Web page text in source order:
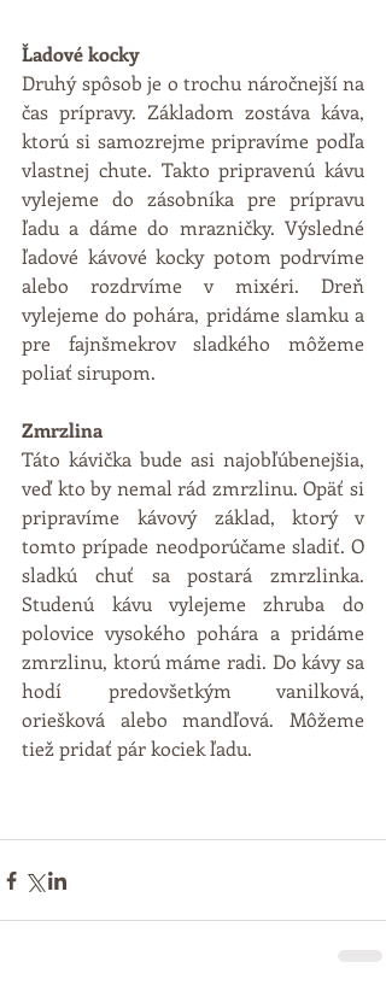
Ľadové kocky
Druhý spôsob je o trochu náročnejší na
čas prípravy. Základom zostáva káva,
ktorú si samozrejme pripravíme podľa
vlastnej chute. Takto pripravenú kávu
vylejeme do zásobníka pre prípravu
ľadu a dáme do mrazničky. Výsledné
ľadové kávové kocky potom podrvíme
alebo rozdrvíme v mixéri. Dreň
vylejeme do pohára, pridáme slamku a
pre fajnšmekrov sladkého môžeme
poliať sirupom.
Zmrzlina
Táto kávička bude asi najobľúbenejšia,
veď kto by nemal rád zmrzlinu. Opäť si
pripravíme kávový základ, ktorý v
tomto prípade neodporúčame sladiť. O
sladkú chuť sa postará zmrzlinka.
Studenú kávu vylejeme zhruba do
polovice vysokého pohára a pridáme
zmrzlinu, ktorú máme radi. Do kávy sa
hodí predovšetkým vanilková,
oriešková alebo mandľová. Môžeme
tiež pridať pár kociek ľadu.